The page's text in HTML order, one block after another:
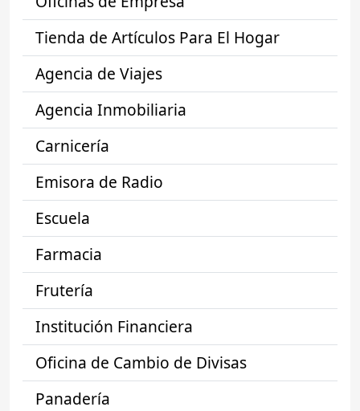
Tienda de Artículos Para El Hogar
Agencia de Viajes
Agencia Inmobiliaria
Carnicería
Emisora de Radio
Escuela
Farmacia
Frutería
Institución Financiera
Oficina de Cambio de Divisas
Panadería